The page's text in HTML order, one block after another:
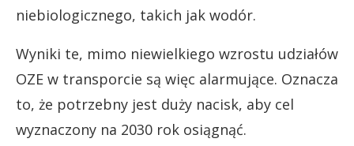
niebiologicznego, takich jak wodór.
Wyniki te, mimo niewielkiego wzrostu udziałów
OZE w transporcie są więc alarmujące. Oznacza
to, że potrzebny jest duży nacisk, aby cel
wyznaczony na 2030 rok osiągnąć.